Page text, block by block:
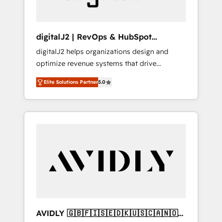
digitalJ2 | RevOps & HubSpot
Implementations
digitalJ2 helps organizations design and
optimize revenue systems that drive
scalable, predictable growth. As a triple-
accredited HubSpot Solutions Partner, we
specialize in both strategic RevOps planning
and hands-on technical execution - building
Services - Managed IT (MSP) - Franchises -
Professional Services - And more! How we
Custom integrations and workflow
Elite Solutions Partner5.0
AVIDLY 🇬🇧🇫🇮🇸🇪🇩🇰🇺🇸🇨🇦🇳🇴